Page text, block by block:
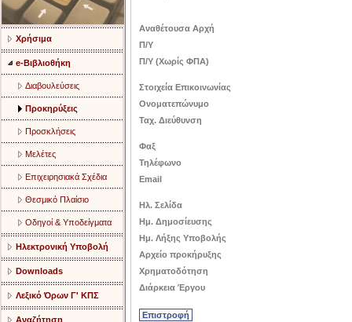
Χρήσιμα
e-Βιβλιοθήκη
Διαβουλεύσεις
Προκηρύξεις
Προσκλήσεις
Μελέτες
Επιχειρησιακά Σχέδια
Θεσμικό Πλαίσιο
Οδηγοί & Υποδείγματα
Ηλεκτρονική Υποβολή
Downloads
Λεξικό Όρων Γ' ΚΠΣ
Αναζήτηση
Αναθέτουσα Αρχή
Π/Υ
Π/Υ (Χωρίς ΦΠΑ)
Στοιχεία Επικοινωνίας
Ονοματεπώνυμο
Ταχ. Διεύθυνση
Φαξ
Τηλέφωνο
Email
Ηλ. Σελίδα
Ημ. Δημοσίευσης
Ημ. Λήξης Υποβολής
Αρχείο προκήρυξης
Χρηματοδότηση
Διάρκεια Έργου